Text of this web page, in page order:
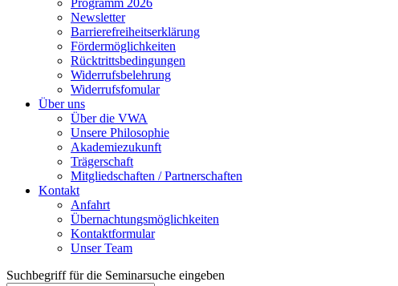
Programm 2026
Newsletter
Barrierefreiheitserklärung
Fördermöglichkeiten
Rücktrittsbedingungen
Widerrufsbelehrung
Widerrufsfomular
Über uns
Über die VWA
Unsere Philosophie
Akademiezukunft
Trägerschaft
Mitgliedschaften / Partnerschaften
Kontakt
Anfahrt
Übernachtungsmöglichkeiten
Kontaktformular
Unser Team
Suchbegriff für die Seminarsuche eingeben